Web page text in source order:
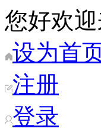
您好欢
设为首
注册
登录